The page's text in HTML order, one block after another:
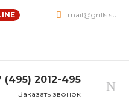
mail@grills.su
(495) 2012-495
Заказать звонок